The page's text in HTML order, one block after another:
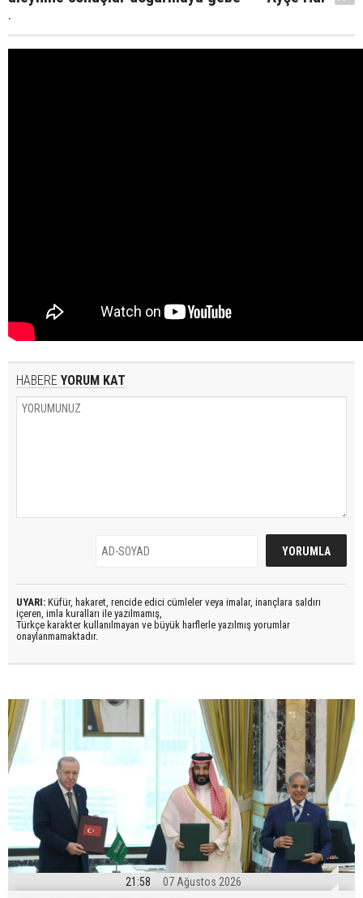
.
HABERE YORUM KAT
UYARI: Küfür, hakaret, rencide edici cümleler veya imalar, inançlara saldırı
içeren, imla kuralları ile yazılmamış,
Türkçe karakter kullanılmayan ve büyük harflerle yazılmış yorumlar
onaylanmamaktadır.
21:58 07 Ağustos 2026